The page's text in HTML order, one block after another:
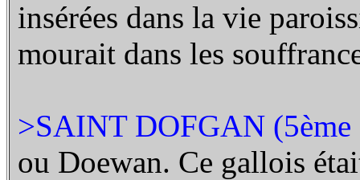
insérées dans la vie
mourait dans les
>SAINT DOFGAN (5ème
ou Doewan. Ce gallois